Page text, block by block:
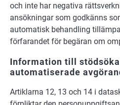
och inte har negativa
ansökningar som godkänns
automatisk behandling
förfarandet för begäran om
Information till
automatiserade
Artiklarna 12, 13 och 14 i